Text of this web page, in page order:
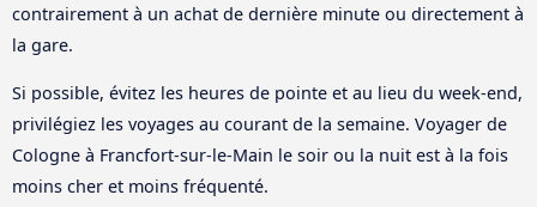
contrairement à un achat de dernière minute ou directement à
la gare.
Si possible, évitez les heures de pointe et au lieu du week-end,
privilégiez les voyages au courant de la semaine. Voyager de
Cologne à Francfort-sur-le-Main le soir ou la nuit est à la fois
moins cher et moins fréquenté.